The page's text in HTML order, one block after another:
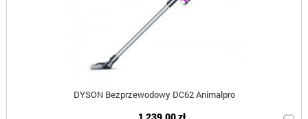
DYSON Bezprzewodowy DC62 Animalpro